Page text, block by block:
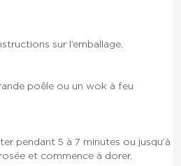
sur l’emballage.
poêle ou un wok à feu
pendant 5 à 7 minutes ou jusqu’à
et commence à dorer.